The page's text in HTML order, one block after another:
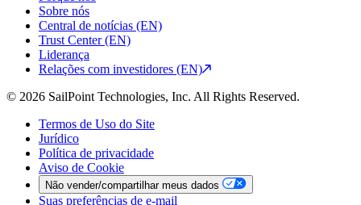
Sobre nós
Central de notícias (EN)
Trust Center (EN)
Liderança
Relações com investidores (EN)
© 2026 SailPoint Technologies, Inc. All Rights Reserved.
Termos de Uso do Site
Jurídico
Política de privacidade
Aviso de Cookie
Não vender/compartilhar meus dados
Suas preferências de e-mail